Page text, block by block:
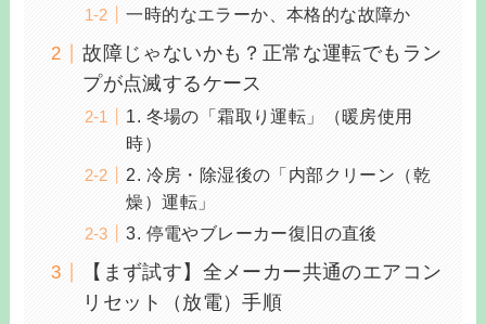
一時的なエラーか、本格的な故障か
故障じゃないかも？正常な運転でもラン
プが点滅するケース
1. 冬場の「霜取り運転」（暖房使用
時）
2. 冷房・除湿後の「内部クリーン（乾
燥）運転」
3. 停電やブレーカー復旧の直後
【まず試す】全メーカー共通のエアコン
リセット（放電）手順